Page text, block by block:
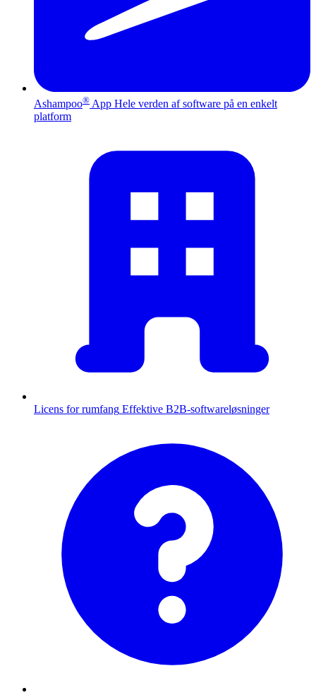
Ashampoo® App Hele verden af software på en enkelt
platform
Licens for rumfang Effektive B2B-softwareløsninger